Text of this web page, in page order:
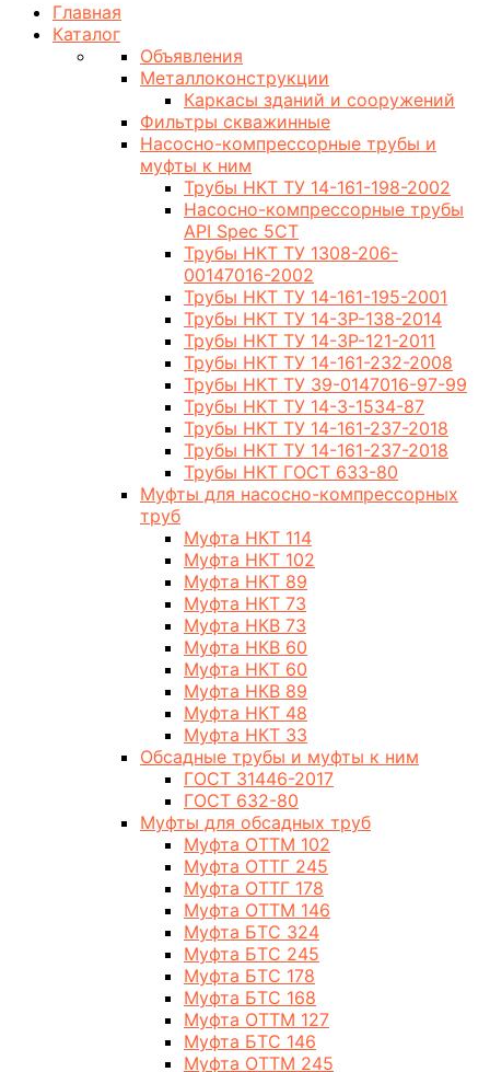
Главная
Каталог
Объявления
Металлоконструкции
Каркасы зданий и сооружений
Фильтры скважинные
Насосно-компрессорные трубы и
муфты к ним
Трубы НКТ ТУ 14-161-198-2002
Насосно-компрессорные трубы
API Spec 5CT
Трубы НКТ ТУ 1308-206-
00147016-2002
Трубы НКТ ТУ 14-161-195-2001
Трубы НКТ ТУ 14-3Р-138-2014
Трубы НКТ ТУ 14-3Р-121-2011
Трубы НКТ ТУ 14-161-232-2008
Трубы НКТ ТУ 39-0147016-97-99
Трубы НКТ ТУ 14-3-1534-87
Трубы НКТ ТУ 14-161-237-2018
Трубы НКТ ТУ 14-161-237-2018
Трубы НКТ ГОСТ 633-80
Муфты для насосно-компрессорных
труб
Муфта НКТ 114
Муфта НКТ 102
Муфта НКТ 89
Муфта НКТ 73
Муфта НКВ 73
Муфта НКВ 60
Муфта НКТ 60
Муфта НКВ 89
Муфта НКТ 48
Муфта НКТ 33
Обсадные трубы и муфты к ним
ГОСТ 31446-2017
ГОСТ 632-80
Муфты для обсадных труб
Муфта ОТТМ 102
Муфта ОТТГ 245
Муфта ОТТГ 178
Муфта ОТТМ 146
Муфта БТС 324
Муфта БТС 245
Муфта БТС 178
Муфта БТС 168
Муфта ОТТМ 127
Муфта БТС 146
Муфта ОТТМ 245